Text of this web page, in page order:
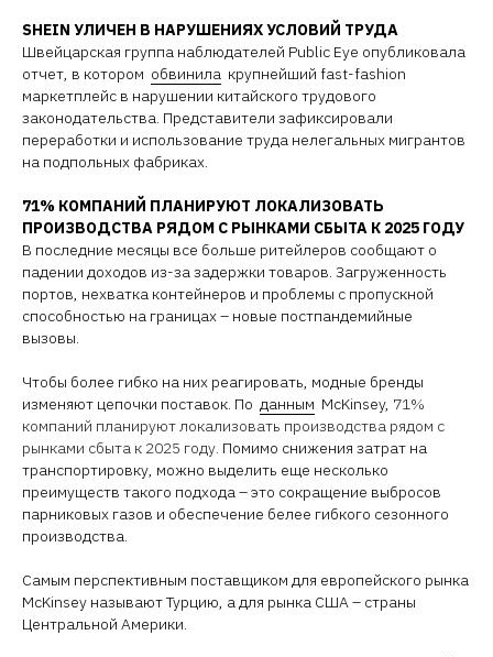
SHEIN УЛИЧЕН В НАРУШЕНИЯХ УСЛОВИЙ ТРУДА
Швейцарская группа наблюдателей Public Eye опубликовала
отчет, в котором обвинила крупнейший fast-fashion
маркетплейс в нарушении китайского трудового
законодательства. Представители зафиксировали
переработки и использование труда нелегальных мигрантов
на подпольных фабриках.
71% КОМПАНИЙ ПЛАНИРУЮТ ЛОКАЛИЗОВАТЬ
ПРОИЗВОДСТВА РЯДОМ С РЫНКАМИ СБЫТА К 2025 ГОДУ
В последние месяцы все больше ритейлеров сообщают о
падении доходов из-за задержки товаров. Загруженность
портов, нехватка контейнеров и проблемы с пропускной
способностью на границах – новые постпандемийные
вызовы.
Чтобы более гибко на них реагировать, модные бренды
изменяют цепочки поставок. По данным McKinsey, 71%
компаний планируют локализовать производства рядом с
рынками сбыта к 2025 году. Помимо снижения затрат на
транспортировку, можно выделить еще несколько
преимуществ такого подхода – это сокращение выбросов
парниковых газов и обеспечение белее гибкого сезонного
производства.
Самым перспективным поставщиком для европейского рынка
McKinsey называют Турцию, а для рынка США – страны
Центральной Америки.